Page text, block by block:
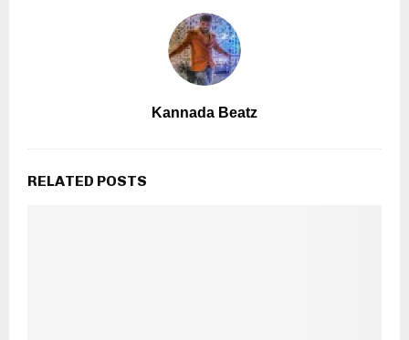
Kannada Beatz
RELATED POSTS